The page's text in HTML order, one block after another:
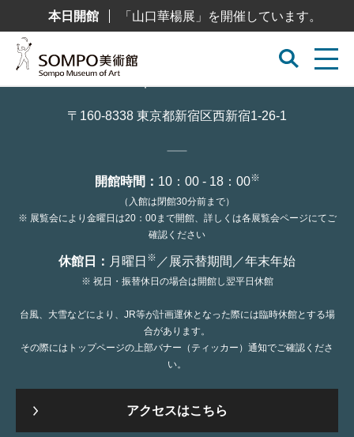
テ
本日開館 「山口華楊展」を開催しています。
〒160-8338 東京都新宿区西新宿1-26-1
開館時間： 10：00 - 18：00※
（入館は閉館30分前まで）
※ 展覧会により金曜日は20：00まで開館、詳しくは各展覧会ページにてご
確認ください
休館日： 月曜日 ※ ／展示替期間／年末年始
※ 祝日・振替休日の場合は開館し翌平日休館
台風、大雪などにより、JR等が計画運休となった際には臨時休館とする場
合があります。
その際にはトップページの上部バナー（ティッカー）通知でご確認くださ
い。
アクセスはこちら